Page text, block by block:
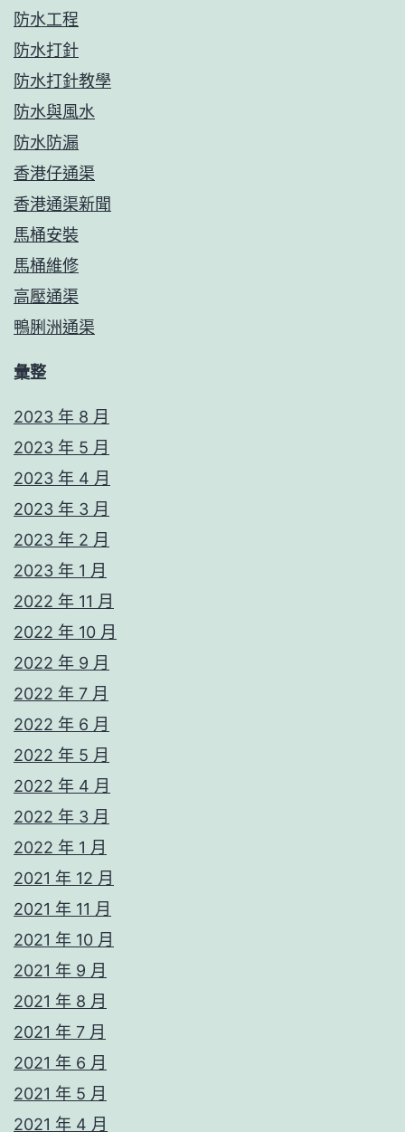
防水工程
防水打針
防水打針教學
防水與風水
防水防漏
香港仔通渠
香港通渠新聞
馬桶安裝
馬桶維修
高壓通渠
鴨脷洲通渠
彙整
2023 年 8 月
2023 年 5 月
2023 年 4 月
2023 年 3 月
2023 年 2 月
2023 年 1 月
2022 年 11 月
2022 年 10 月
2022 年 9 月
2022 年 7 月
2022 年 6 月
2022 年 5 月
2022 年 4 月
2022 年 3 月
2022 年 1 月
2021 年 12 月
2021 年 11 月
2021 年 10 月
2021 年 9 月
2021 年 8 月
2021 年 7 月
2021 年 6 月
2021 年 5 月
2021 年 4 月